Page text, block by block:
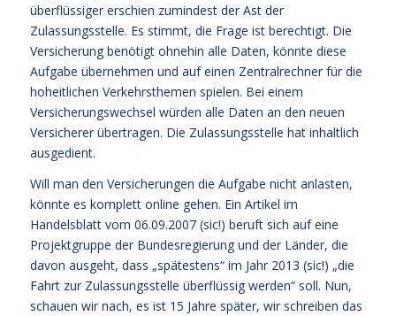
überflüssiger erschien zumindest der Ast der
Zulassungsstelle. Es stimmt, die Frage ist berechtigt. Die
Versicherung benötigt ohnehin alle Daten, könnte diese
Aufgabe übernehmen und auf einen Zentralrechner für die
hoheitlichen Verkehrsthemen spielen. Bei einem
Versicherungswechsel würden alle Daten an den neuen
Versicherer übertragen. Die Zulassungsstelle hat inhaltlich
ausgedient.
Will man den Versicherungen die Aufgabe nicht anlasten,
könnte es komplett online gehen. Ein Artikel im
Handelsblatt vom 06.09.2007 (sic!) beruft sich auf eine
Projektgruppe der Bundesregierung und der Länder, die
davon ausgeht, dass „spätestens“ im Jahr 2013 (sic!) „die
Fahrt zur Zulassungsstelle überflüssig werden“ soll. Nun,
schauen wir nach, es ist 15 Jahre später, wir schreiben das